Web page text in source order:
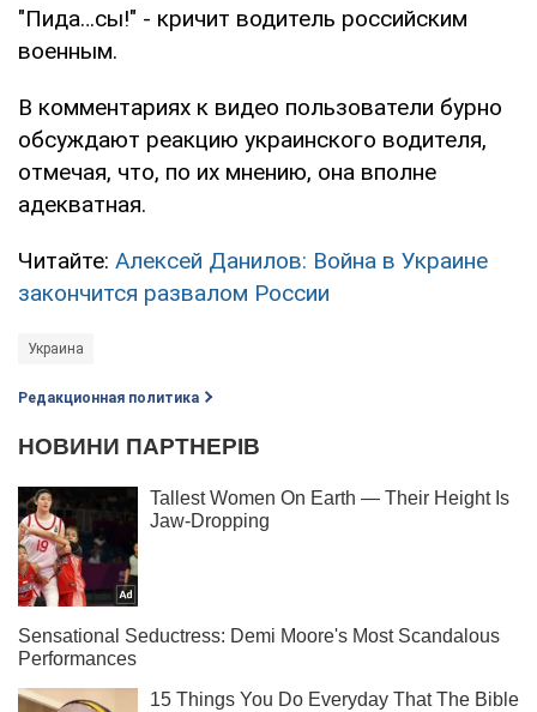
"Пида…сы!" - кричит водитель российским
военным.
В комментариях к видео пользователи бурно
обсуждают реакцию украинского водителя,
отмечая, что, по их мнению, она вполне
адекватная.
Читайте: Алексей Данилов: Война в Украине
закончится развалом России
Украина
Редакционная политика